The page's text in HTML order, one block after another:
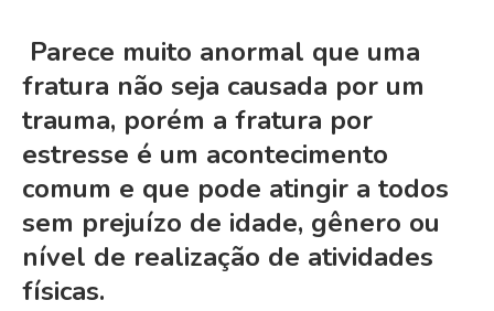
Parece muito anormal que uma
fratura não seja causada por um
trauma, porém a fratura por
estresse é um acontecimento
comum e que pode atingir a todos
sem prejuízo de idade, gênero ou
nível de realização de atividades
físicas.